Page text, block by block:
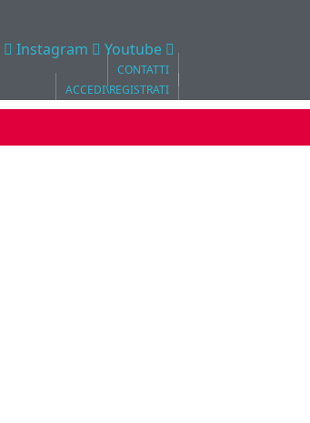
Instagram Youtube
CONTATTI
ACCEDI\REGISTRATI